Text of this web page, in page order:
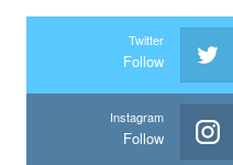
Twitter
Follow
Instagram
Follow